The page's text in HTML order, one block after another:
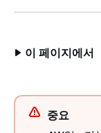
이 페이지에서
중요